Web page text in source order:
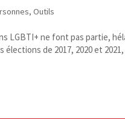
,Outils
LGBTI+ ne font pas partie,
de 2017, 2020 et